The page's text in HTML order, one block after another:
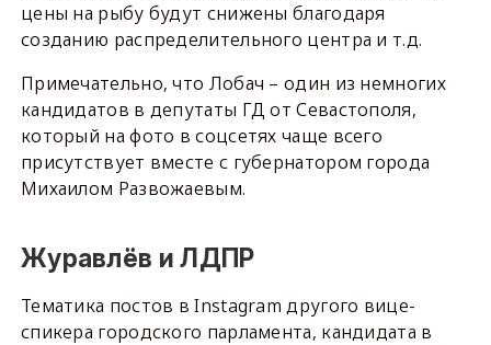
цены на рыбу будут снижены благодаря
созданию распределительного центра и т.д.
Примечательно, что Лобач – один из немногих
кандидатов в депутаты ГД от Севастополя,
который на фото в соцсетях чаще всего
присутствует вместе с губернатором города
Михаилом Развожаевым.
Журавлёв и ЛДПР
Тематика постов в Instagram другого вице-
спикера городского парламента, кандидата в